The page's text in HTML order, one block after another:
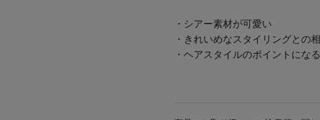
・シアー素材が可愛い
・きれいめなスタイリングとの
・ヘアスタイルのポイントにな